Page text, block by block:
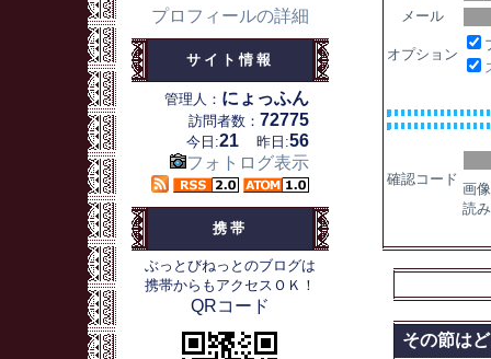
プロフィールの詳細
サイト情報
管理人： にょっふん
訪問者数： 72775
今日:21 昨日:56
フォトログ表示
携帯
ぶっとびねっとのブログは
携帯からもアクセスＯＫ！
QRコード
メール
オプション
確認コード
画
読
その節は